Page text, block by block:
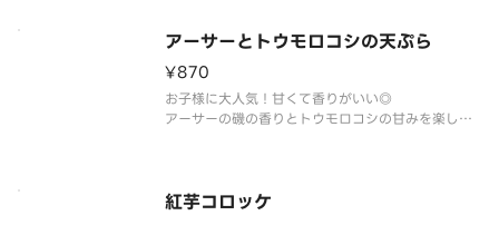
アーサーとトウモロコシの天ぷら
¥870
お子様に大人気！甘くて香りがいい◎
アーサーの磯の香りとトウモロコシの甘みを楽しむ
紅芋コロッケ